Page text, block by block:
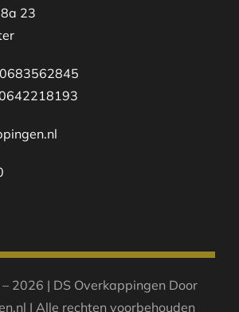
23
2026 | DS Overkappingen Door
| Alle rechten voorbehouden